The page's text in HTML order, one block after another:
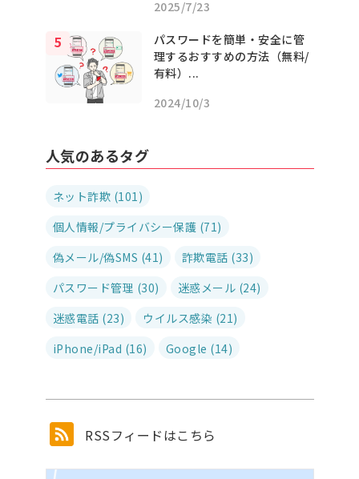
2025/7/23
パスワードを簡単・安全に管
理するおすすめの方法（無料/
有料）...
2024/10/3
人気のあるタグ
ネット詐欺 (101)
個人情報/プライバシー保護 (71)
偽メール/偽SMS (41)
詐欺電話 (33)
パスワード管理 (30)
迷惑メール (24)
迷惑電話 (23)
ウイルス感染 (21)
iPhone/iPad (16)
Google (14)
RSSフィードはこちら